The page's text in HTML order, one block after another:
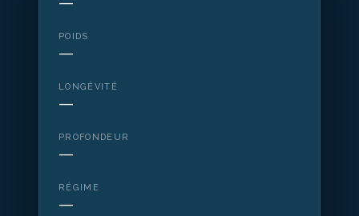
POIDS
—
LONGÉVITÉ
—
PROFONDEUR
—
RÉGIME
—